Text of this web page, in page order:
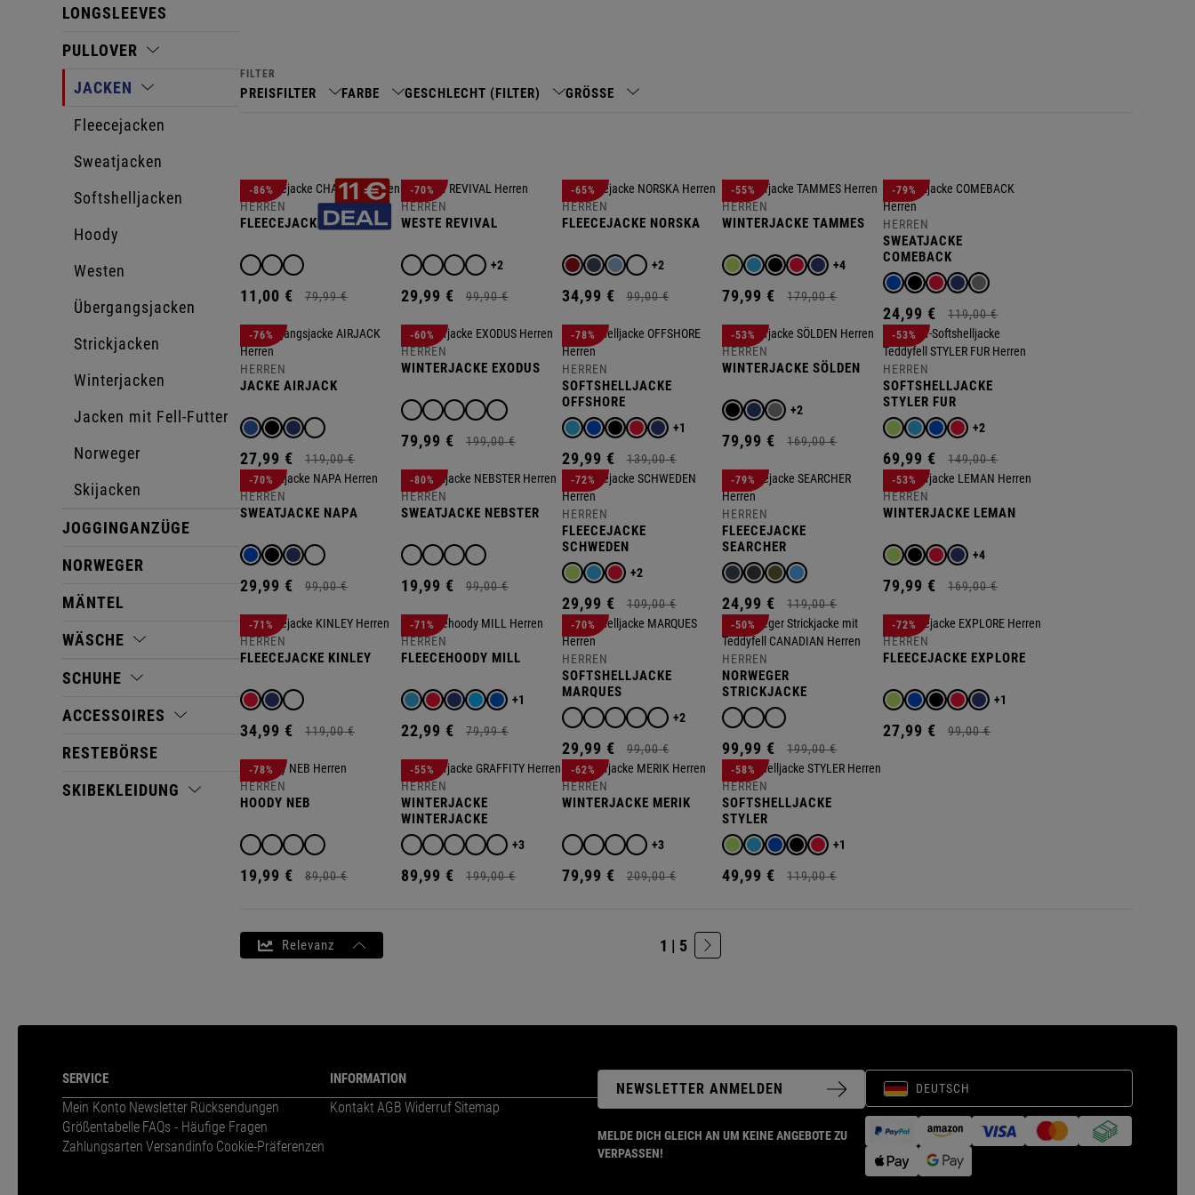
LONGSLEEVES
PULLOVER
JACKEN
Fleecejacken
Sweatjacken
Softshelljacken
Hoody
Westen
Übergangsjacken
Strickjacken
Winterjacken
Jacken mit Fell-Futter
Norweger
Skijacken
JOGGINGANZÜGE
NORWEGER
MÄNTEL
WÄSCHE
SCHUHE
ACCESSOIRES
RESTEBÖRSE
SKIBEKLEIDUNG
N
N
N
FILTER
PREISFILTER FARBE GESCHLECHT (FILTER) GRÖSSE
HERREN
FLEECEJACKE CHALSEA
11,00 € 79,99 €
-86%
HERREN
WESTE REVIVAL
+2
29,99 € 99,90 €
-70%
HERREN
FLEECEJACKE NORSKA
+2
34,99 € 99,00 €
-65%
HERREN
WINTERJACKE TAMMES
+4
79,99 € 179,00 €
-55%
HERREN
SWEATJACKE
COMEBACK
24,99 € 119,00 €
-79%
HERREN
JACKE AIRJACK
27,99 € 119,00 €
-76%
HERREN
WINTERJACKE EXODUS
79,99 € 199,00 €
-60%
HERREN
SOFTSHELLJACKE
OFFSHORE
+1
29,99 € 139,00 €
-78%
HERREN
WINTERJACKE SÖLDEN
+2
79,99 € 169,00 €
-53%
HERREN
SOFTSHELLJACKE
STYLER FUR
+2
69,99 € 149,00 €
-53%
HERREN
SWEATJACKE NAPA
29,99 € 99,00 €
-70%
HERREN
SWEATJACKE NEBSTER
19,99 € 99,00 €
-80%
HERREN
FLEECEJACKE
SCHWEDEN
+2
29,99 € 109,00 €
-72%
HERREN
FLEECEJACKE
SEARCHER
24,99 € 119,00 €
-79%
HERREN
WINTERJACKE LEMAN
+4
79,99 € 169,00 €
-53%
HERREN
FLEECEJACKE KINLEY
34,99 € 119,00 €
-71%
HERREN
FLEECEHOODY MILL
+1
22,99 € 79,99 €
-71%
HERREN
SOFTSHELLJACKE
MARQUES
+2
29,99 € 99,00 €
-70%
HERREN
NORWEGER
STRICKJACKE
CANADIAN
99,99 € 199,00 €
-50%
HERREN
FLEECEJACKE EXPLORE
+1
27,99 € 99,00 €
-72%
HERREN
HOODY NEB
19,99 € 89,00 €
-78%
HERREN
WINTERJACKE
WINTERJACKE
+3
89,99 € 199,00 €
-55%
HERREN
WINTERJACKE MERIK
+3
79,99 € 209,00 €
-62%
HERREN
SOFTSHELLJACKE
STYLER
+1
49,99 € 119,00 €
-58%
Relevanz 1 | 5
SERVICE
Mein Konto Newsletter Rücksendungen
Größentabelle FAQs - Häufige Fragen
Zahlungsarten Versandinfo Cookie-Präferenzen
INFORMATION
Kontakt AGB Widerruf Sitemap
NEWSLETTER ANMELDEN
MELDE DICH GLEICH AN UM KEINE ANGEBOTE ZU
VERPASSEN!
DEUTSCH